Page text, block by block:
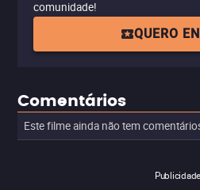
comunidade!
QUERO
Comentários
Este filme ainda não tem
Publicidade